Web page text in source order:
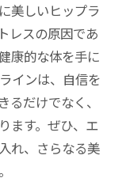
美しいヒップラ
レスの原因であ
康的な体を手に
インは、自信を
だけでなく、
ます。ぜひ、エ
れ、さらなる美